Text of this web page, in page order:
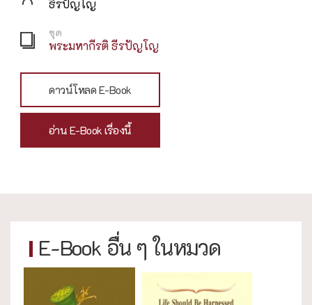
ธีรปัญโญ
ชุด
พระมหากีรติ ธีรปัญโญ
ดาวน์โหลด E-Book
อ่าน E-Book เรื่องนี้
E-Book อื่น ๆ ในหมวด